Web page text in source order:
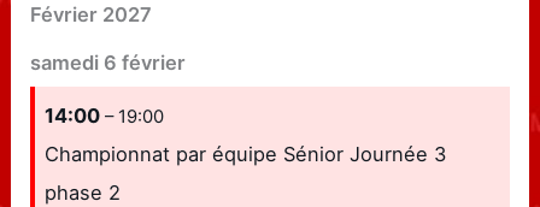
Février 2027
samedi 6 février
14:00– 19:00
Championnat par équipe Sénior Journée 3
phase 2